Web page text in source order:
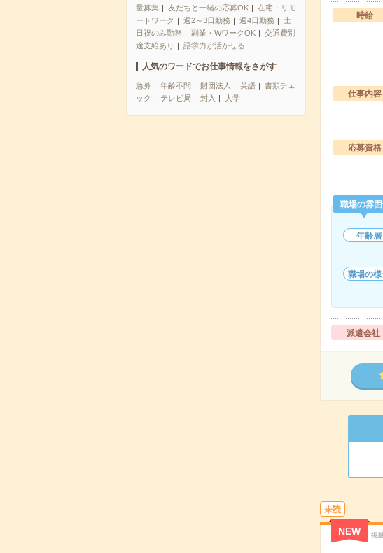
量募集
友だちと一緒の応募OK
在宅・リモ
ートワーク
週2～3日勤務 週4日勤務
土
日祝のみ勤務
副業・WワークOK
交通費別
途支給あり
語学力が活かせる
人気のワードでお仕事情報をさがす
急募 年齢不問 財団法人 英語
書類チェ
ック
テレビ局 封入 大学
時給
仕事内容
応募資格
職場の雰
年齢層
職場の
派遣会社
未読
NEW 掲